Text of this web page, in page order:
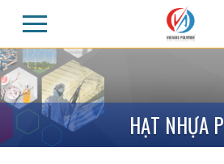
HẠT NHỰA P